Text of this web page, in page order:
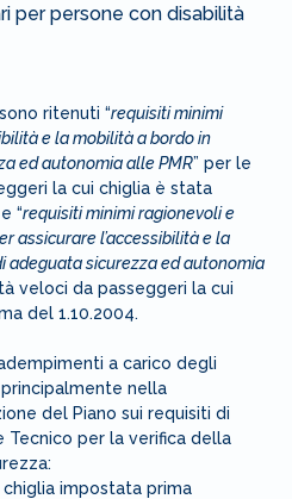
per persone con disabilità
ritenuti “requisiti minimi
e la mobilità a bordo in
ed autonomia alle PMR” per le
la cui chiglia è stata
“requisiti minimi ragionevoli e
assicurare l’accessibilità e la
adeguata sicurezza ed autonomia
veloci da passeggeri la cui
del 1.10.2004.
a carico degli
nella
del Piano sui requisiti di
Tecnico per la verifica della
impostata prima